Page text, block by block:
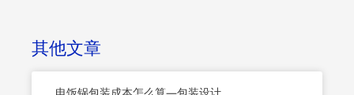
k
-
f
其他文章